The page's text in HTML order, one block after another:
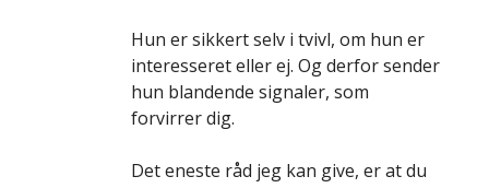
Hun er sikkert selv i tvivl, om hun er
interesseret eller ej. Og derfor sender
hun blandende signaler, som
forvirrer dig.
Det eneste råd jeg kan give, er at du